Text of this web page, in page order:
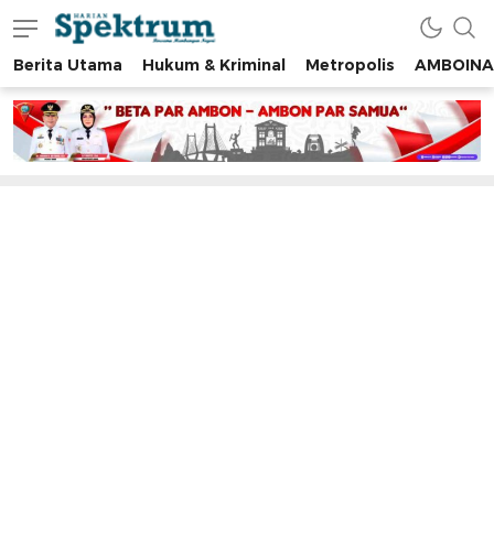
spektrumonline.com
Berita Utama Hukum & Kriminal Metropolis AMBOINA